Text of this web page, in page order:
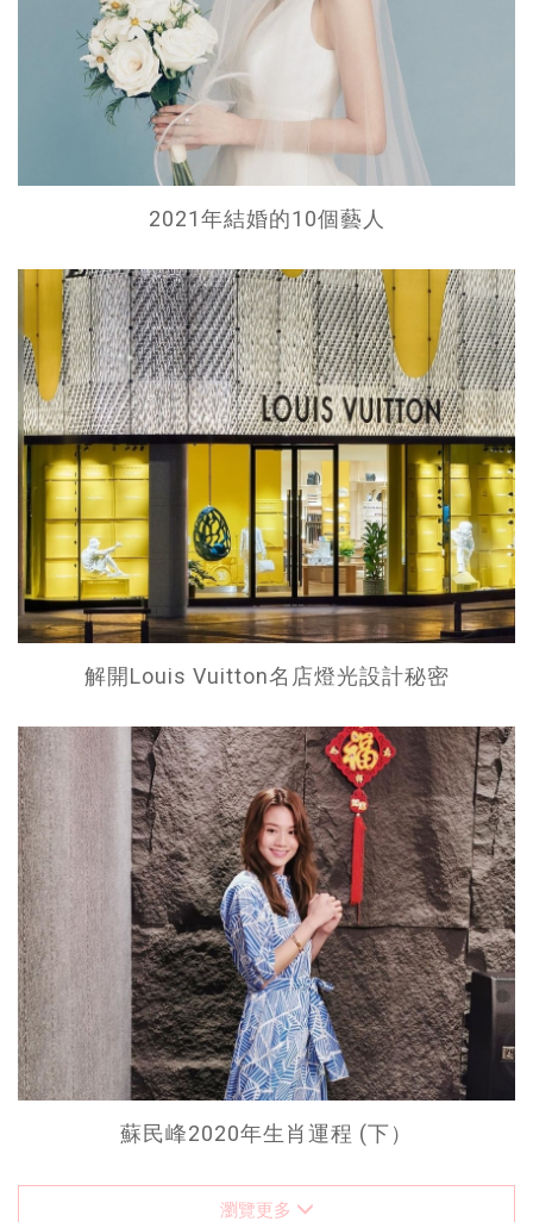
2021年結婚的10個藝人
解開Louis Vuitton名店燈光設計秘密
蘇民峰2020年生肖運程 (下）
瀏覽更多